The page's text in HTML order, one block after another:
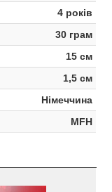
4 років
30 грам
15 см
1,5 см
Німеччина
MFH